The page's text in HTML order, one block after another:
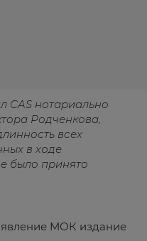
CAS нотариально
Родченкова,
всех
в ходе
было принято
МОК издание